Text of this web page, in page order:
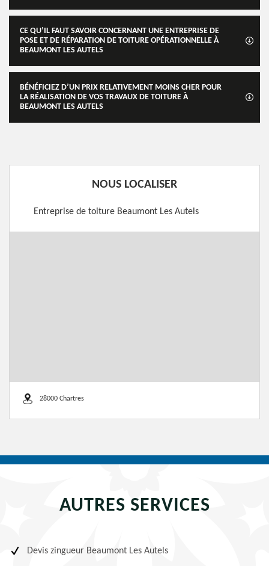
CE QU’IL FAUT SAVOIR CONCERNANT UNE ENTREPRISE DE
POSE ET DE RÉPARATION DE TOITURE OPÉRATIONNELLE À
BEAUMONT LES AUTELS
BÉNÉFICIEZ D’UN PRIX RELATIVEMENT MOINS CHER POUR
LA RÉALISATION DE VOS TRAVAUX DE TOITURE À
BEAUMONT LES AUTELS
NOUS LOCALISER
Entreprise de toiture Beaumont Les Autels
28000 Chartres
AUTRES SERVICES
Devis zingueur Beaumont Les Autels